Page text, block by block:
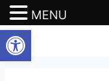
Ir
contenido
Navegación
de
entradas
MENU
Abrir barra de